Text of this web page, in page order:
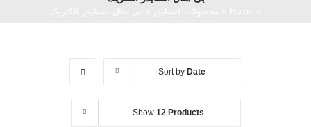
Sort by Date
Show 12 Products